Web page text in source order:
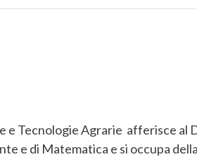
e Tecnologie Agrarie afferisce al
e di Matematica e si occupa